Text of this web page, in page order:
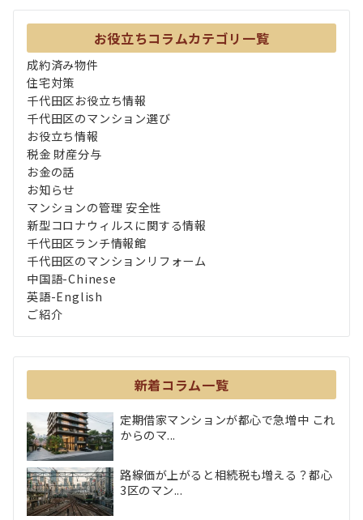
お役立ちコラムカテゴリ一覧
成約済み物件
住宅対策
千代田区お役立ち情報
千代田区のマンション選び
お役立ち情報
税金 財産分与
お金の話
お知らせ
マンションの管理 安全性
新型コロナウィルスに関する情報
千代田区ランチ情報館
千代田区のマンションリフォーム
中国語-Chinese
英語-English
ご紹介
新着コラム一覧
定期借家マンションが都心で急増中 これ
からのマ...
路線価が上がると相続税も増える？都心
3区のマン...